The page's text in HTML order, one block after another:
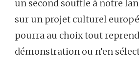
un second souffle à notre
sur un projet culturel
pourra au choix tout
démonstration ou n’en